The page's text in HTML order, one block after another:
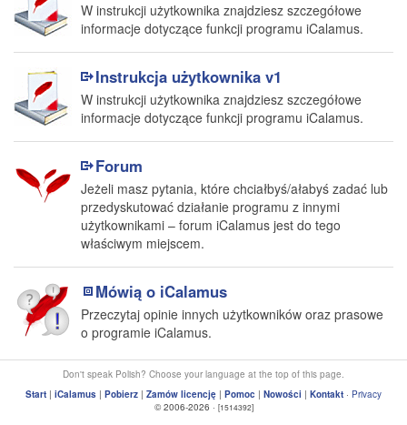
W instrukcji użytkownika znajdziesz szczegółowe
informacje dotyczące funkcji programu iCalamus.
Instrukcja użytkownika v1
W instrukcji użytkownika znajdziesz szczegółowe
informacje dotyczące funkcji programu iCalamus.
Forum
Jeżeli masz pytania, które chciałbyś/ałabyś zadać lub
przedyskutować działanie programu z innymi
użytkownikami – forum iCalamus jest do tego
właściwym miejscem.
Mówią o iCalamus
Przeczytaj opinie innych użytkowników oraz prasowe
o programie iCalamus.
Don't speak Polish? Choose your language at the top of this page.
Start | iCalamus | Pobierz | Zamów licencję | Pomoc | Nowości | Kontakt · Privacy
© 2006-2026 · [1514392]